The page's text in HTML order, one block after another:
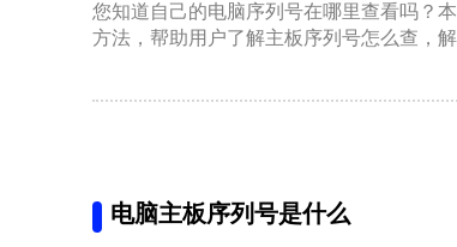
您知道自己的电脑序列号在哪里查看吗？
方法，帮助用户了解主板序列号怎么查，解
电脑主板序列号是什么